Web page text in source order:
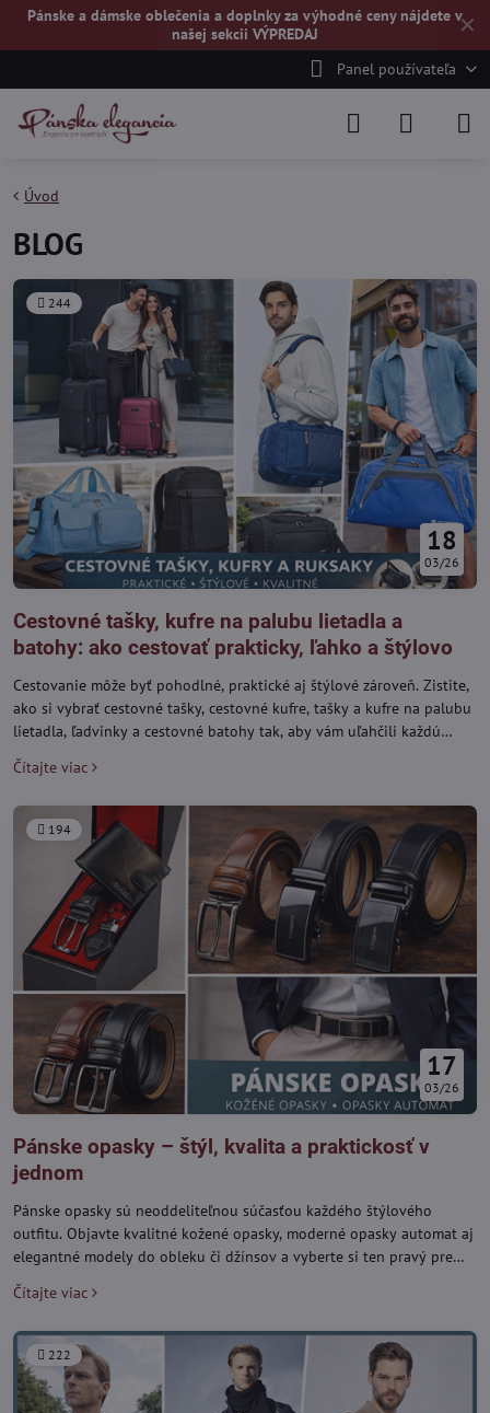
✕
Pánske a dámske oblečenia a doplnky za výhodné ceny nájdete v
našej sekcii VÝPREDAJ
Panel používateľa
Úvod
BLOG
244
18
03/26
Cestovné tašky, kufre na palubu lietadla a
batohy: ako cestovať prakticky, ľahko a štýlovo
Cestovanie môže byť pohodlné, praktické aj štýlové zároveň. Zistite,
ako si vybrať cestovné tašky, cestovné kufre, tašky a kufre na palubu
lietadla, ľadvinky a cestovné batohy tak, aby vám uľahčili každú
cestu.
Čítajte viac
194
17
03/26
Pánske opasky – štýl, kvalita a praktickosť v
jednom
Pánske opasky sú neoddeliteľnou súčasťou každého štýlového
outfitu. Objavte kvalitné kožené opasky, moderné opasky automat aj
elegantné modely do obleku či džínsov a vyberte si ten pravý pre
každú príležitosť.
Čítajte viac
222